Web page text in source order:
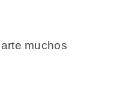
muchos